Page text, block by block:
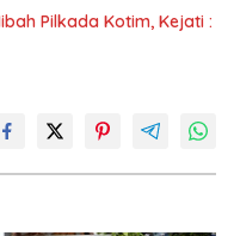
Pilkada Kotim, Kejati :